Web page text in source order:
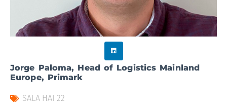
Jorge Paloma, Head of Logistics Mainland
Europe, Primark
SALA HAI 22